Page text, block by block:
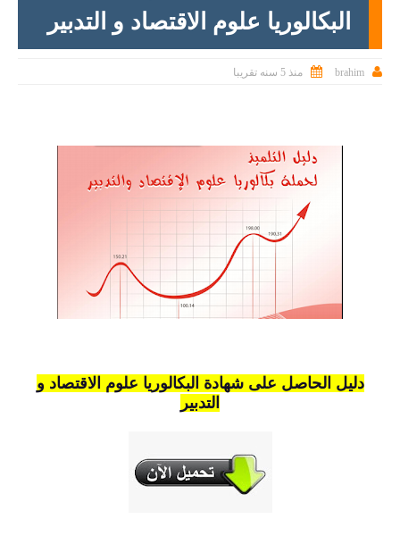
البكالوريا علوم الاقتصاد و التدبير

brahim
 منذ 5 سنه تقريبا
دليل الحاصل على شهادة البكالوريا علوم الاقتصاد و
التدبير